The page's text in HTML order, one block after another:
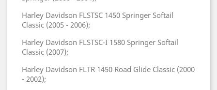
Harley Davidson FLSTSC 1450 Springer Softail
Classic (2005 - 2006);
Harley Davidson FLSTSC-I 1580 Springer Softail
Classic (2007);
Harley Davidson FLTR 1450 Road Glide Classic (2000
- 2002);